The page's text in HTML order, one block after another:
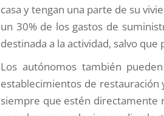
casa y tengan una parte de su
un 30% de los gastos de
destinada a la actividad, salvo
Los autónomos también
establecimientos de
siempre que estén directamente